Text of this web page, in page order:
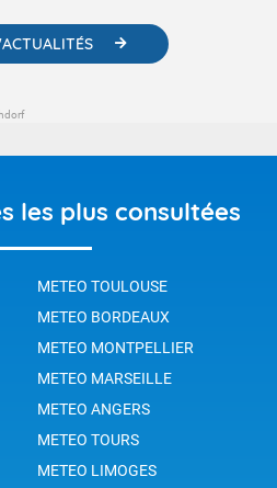
les plus consultées
METEO TOULOUSE
METEO BORDEAUX
METEO MONTPELLIER
METEO MARSEILLE
METEO ANGERS
METEO TOURS
METEO LIMOGES